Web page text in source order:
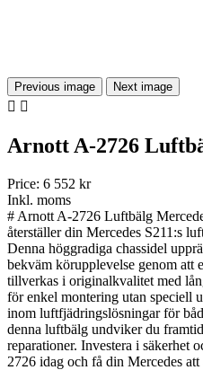
Previous image Next image
 
Arnott A-2726
Price: 6 552 kr
Inkl. moms
# Arnott A-2726 Luftbälg
återställer din Mercedes S211:s
Denna höggradiga chassidel
bekväm körupplevelse genom att
tillverkas i originalkvalitet med
för enkel montering utan speciell
inom luftfjädringslösningar för
denna luftbälg undviker du
reparationer. Investera i säkerhet
2726 idag och få din Mercedes